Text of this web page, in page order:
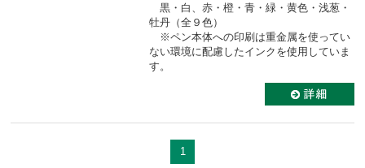
黒・白、赤・橙・青・緑・黄色・浅葱・
牡丹（全９色）
※ペン本体への印刷は重金属を使ってい
ない環境に配慮したインクを使用していま
す。
1